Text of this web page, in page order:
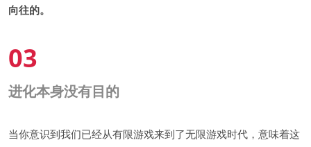
向往的。
03
进化本身没有目的
当你意识到我们已经从有限游戏来到了无限游戏时代，意味着这